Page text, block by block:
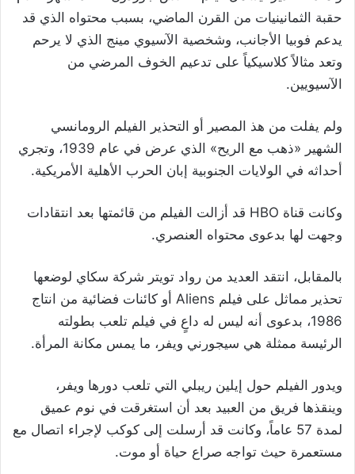
حقبة الثمانينيات من القرن الماضي، بسبب محتواه الذي قد
يدعم فوبيا الأجانب، وشخصية الآسيوي مينج الذي لا يرحم
وتعد مثالاً كلاسيكياً على تدعيم الخوف المرضي من
الآسيويين.
ولم يفلت من هذ المصير أو التحذير الفيلم الرومانسي
الشهير «ذهب مع الريح» الذي عرض في عام 1939، وتجري
أحداثه في الولايات الجنوبية إبان الحرب الأهلية الأمريكية.
وكانت قناة HBO قد أزالت الفيلم من قائمتها بعد انتقادات
وجهت لها بدعوى محتواه العنصري.
بالمقابل، انتقد العديد من رواد تويتر شركة سكاي لوضعها
تحذير مماثل على فيلم Aliens أو كائنات فضائية من انتاج
1986، بدعوى أنه ليس له داعٍ في فيلم تلعب بطولته
الرئيسة ممثلة هي سيجورني ويفر، ما يمس مكانة المرأة.
ويدور الفيلم حول إيلين ريبلي التي تلعب دورها ويفر،
وينقذها فريق من العبيد بعد أن استغرقت في نوم عميق
لمدة 57 عاماً، وكانت قد أرسلت إلى كوكب لإجراء اتصال مع
مستعمرة حيث تواجه صراع حياة أو موت.